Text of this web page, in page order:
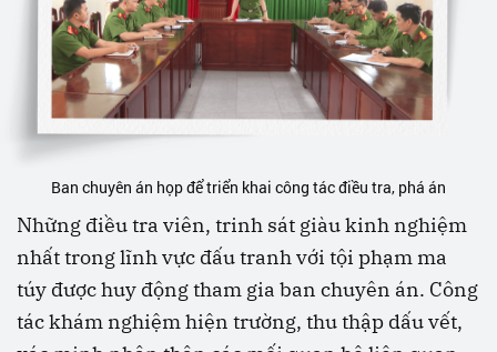
Ban chuyên án họp để triển khai công tác điều tra, phá án
Những điều tra viên, trinh sát giàu kinh nghiệm
nhất trong lĩnh vực đấu tranh với tội phạm ma
túy được huy động tham gia ban chuyên án. Công
tác khám nghiệm hiện trường, thu thập dấu vết,